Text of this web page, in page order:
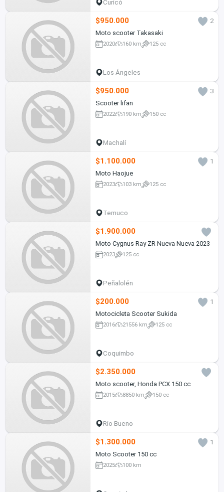
Curicó
$950.000
2
Moto scooter Takasaki
2020 160 km 125 cc
Los Ángeles
$950.000
3
Scooter lifan
2022 190 km 150 cc
Machalí
$1.100.000
1
Moto Haojue
2023 103 km 125 cc
Temuco
$1.900.000
Moto Cygnus Ray ZR Nueva Nueva 2023
2023 125 cc
Peñalolén
$200.000
1
Motocicleta Scooter Sukida
2016 21556 km 125 cc
Coquimbo
$2.350.000
Moto scooter, Honda PCX 150 cc
2015 8850 km 150 cc
Río Bueno
$1.300.000
1
Moto Scooter 150 cc
2025 100 km